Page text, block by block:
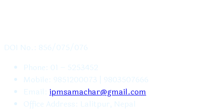
DOI No.: 856/075/076
Phone: 01 – 5253452
Mobile: 9851200073 | 9803507666
Email: ipmsamachar@gmail.com
Office Address: Lalitpur, Nepal